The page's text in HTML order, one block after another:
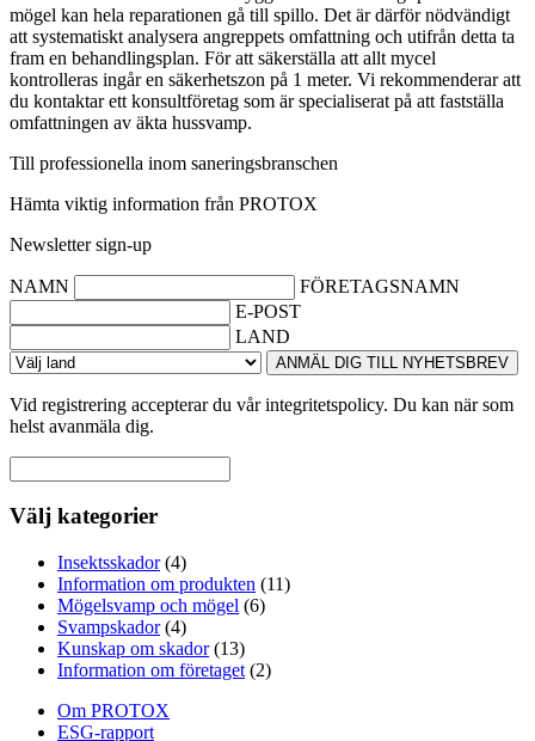
mögel kan hela reparationen gå till spillo. Det är därför nödvändigt
att systematiskt analysera angreppets omfattning och utifrån detta ta
fram en behandlingsplan. För att säkerställa att allt mycel
kontrolleras ingår en säkerhetszon på 1 meter. Vi rekommenderar att
du kontaktar ett konsultföretag som är specialiserat på att fastställa
omfattningen av äkta hussvamp.
Till professionella inom saneringsbranschen
Hämta viktig information från PROTOX
Newsletter sign-up
NAMN
FÖRETAGSNAMN
E-POST
LAND
ANMÄL DIG TILL NYHETSBREV
Vid registrering accepterar du vår integritetspolicy. Du kan när som
helst avanmäla dig.
Välj kategorier
Insektsskador(4)
Information om produkten (11)
Mögelsvamp och mögel (6)
Svampskador(4)
Kunskap om skador(13)
Information om företaget (2)
Om PROTOX
ESG-rapport